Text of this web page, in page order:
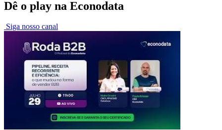
Dê o play na Econodata
Siga nosso canal